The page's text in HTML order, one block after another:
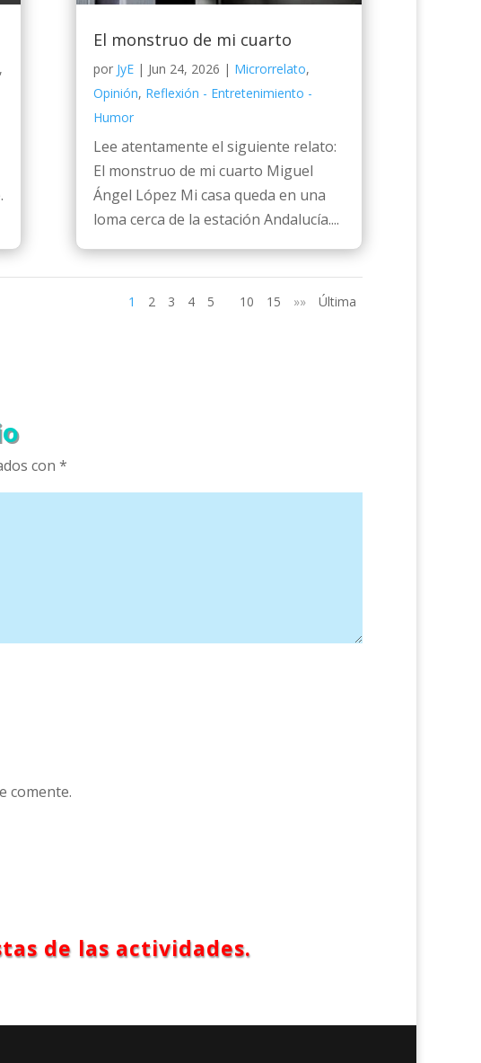
,
El monstruo de mi cuarto
por JyE| Jun 24, 2026 | Microrrelato,
Opinión, Reflexión - Entretenimiento -
Humor
Lee atentamente el siguiente relato:
El monstruo de mi cuarto Miguel
Ángel López Mi casa queda en una
loma cerca de la estación Andalucía....
1 2 3 4 5 10 15 »» Última
con *
comente.
de las actividades.